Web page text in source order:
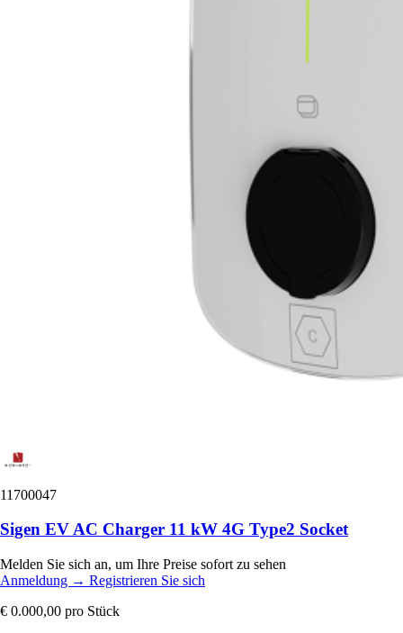
11700047
Sigen EV AC Charger 11 kW 4G Type2 Socket
Melden Sie sich an, um Ihre Preise sofort zu sehen
Anmeldung → Registrieren Sie sich
€ 0.000,00 pro Stück